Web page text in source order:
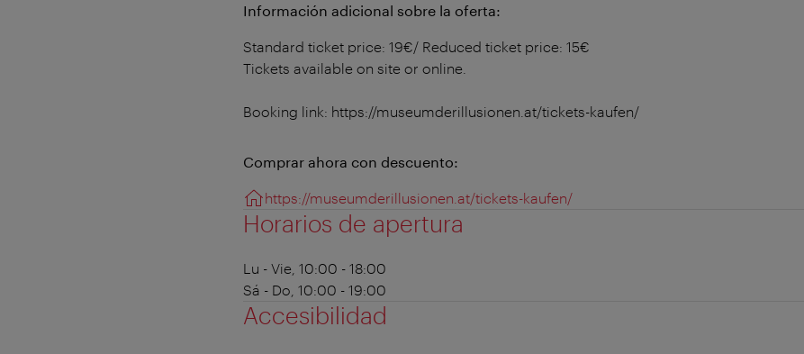
Información adicional sobre la oferta:
Standard ticket price: 19€/ Reduced ticket price: 15€
Tickets available on site or online.
Booking link: https://museumderillusionen.at/tickets-kaufen/
Comprar ahora con descuento:
https://museumderillusionen.at/tickets-kaufen/
Horarios de apertura
Lu - Vie, 10:00 - 18:00
Sá - Do, 10:00 - 19:00
Accesibilidad